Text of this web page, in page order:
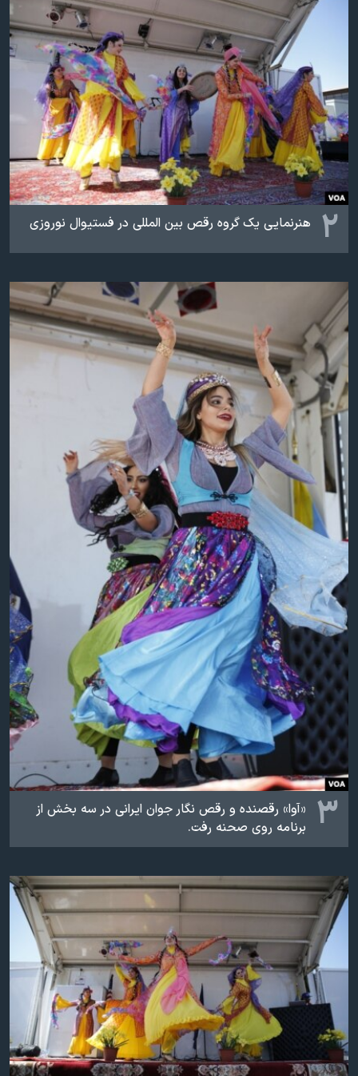
نرگس محمدی برنده جایزه نوبل صلح
همایش محافظه‌کاران آمریکا «سی‌پک»
صفحه‌های ویژه
سفر پرزیدنت ترامپ به چین
۲ هنرنمایی یک گروه رقص بین المللی در فستیوال نوروزی
۳
«آوا» رقصنده و رقص نگار جوان ایرانی در سه بخش از
برنامه روی صحنه رفت.